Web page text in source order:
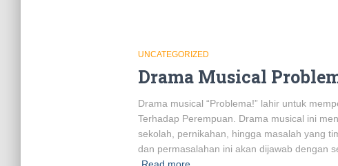
UNCATEGORIZED
Drama Musical
Drama musical “Problema!” lahir untuk
Terhadap Perempuan. Drama musical ini
sekolah, pernikahan, hingga masalah yang
dan permasalahan ini akan dijawab dengan